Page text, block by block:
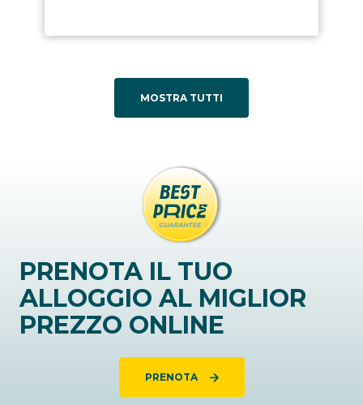
MOSTRA TUTTI
PRENOTA IL TUO
ALLOGGIO AL MIGLIOR
PREZZO ONLINE
PRENOTA